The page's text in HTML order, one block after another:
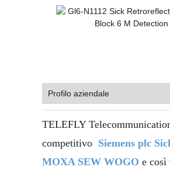
Profilo aziendale
TELEFLY
competitivo Siemens plc
MOXA SEW WOGO e così